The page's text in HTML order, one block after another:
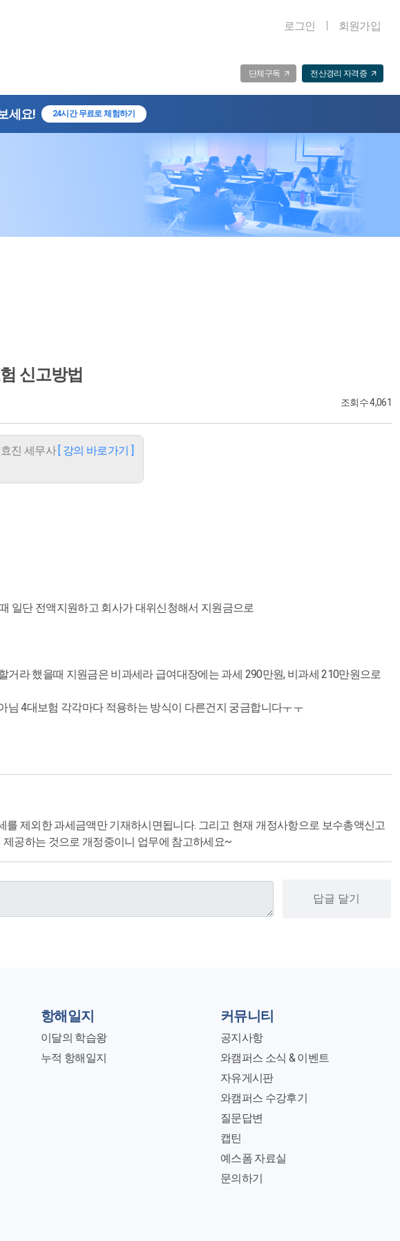
로그인 회원가입
단체구독 전산경리 자격증
세요! 24시간 무료로 체험하기
신고방법
조회수 4,061
진 세무사 [ 강의 바로가기 ]
일단 전액지원하고 회사가 대위신청해서 지원금으로
라 했을때 지원금은 비과세라 급여대장에는 과세 290만원, 비과세 210만원으로
4대보험 각각마다 적용하는 방식이 다른건지 궁금합니다ㅜㅜ
제외한 과세금액만 기재하시면됩니다. 그리고 현재 개정사항으로 보수총액신고
공하는 것으로 개정중이니 업무에 참고하세요~
답글 달기
항해일지
이달의 학습왕
누적 항해일지
커뮤니티
공지사항
와캠퍼스 소식 & 이벤트
자유게시판
와캠퍼스 수강후기
질문답변
캡틴
예스폼 자료실
문의하기